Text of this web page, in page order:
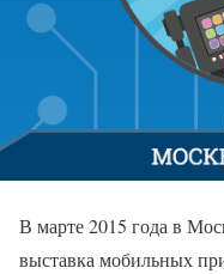
В марте 2015 года в
выставка мобильных